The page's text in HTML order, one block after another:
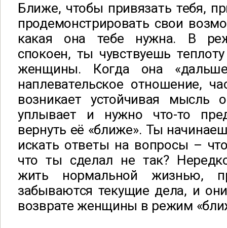
Ближе, чтобы привязать тебя,
продемонстрировать свои
какая она тебе нужна. В
спокоен, ты чувствуешь
женщины. Когда она
наплевательское отношение,
возникает устойчивая мысль
уплывает и нужно что-то
вернуть её «ближе». Ты
искать ответы на вопросы –
что ты сделал не так?
жить нормальной жизнью,
забываются текущие дела, и
возврате женщины в режим